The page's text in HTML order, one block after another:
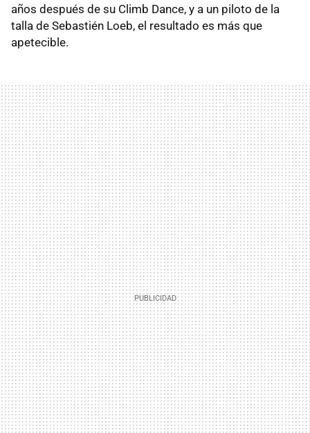
años después de su Climb Dance, y a un piloto de la
talla de Sebastién Loeb, el resultado es más que
apetecible.